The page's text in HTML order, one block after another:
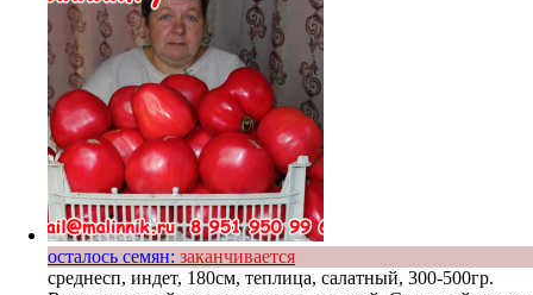
осталось семян: заканчивается
среднесп, индет, 180см, теплица, салатный, 300-500гр.